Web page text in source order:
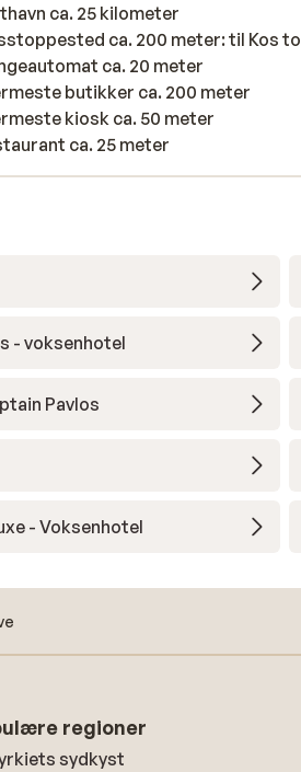
ca. 25 kilometer
ca. 200 meter: til Kos
ca. 20 meter
butikker ca. 200 meter
kiosk ca. 50 meter
ca. 25 meter
- voksenhotel
Pavlos
- Voksenhotel
regioner
sydkyst